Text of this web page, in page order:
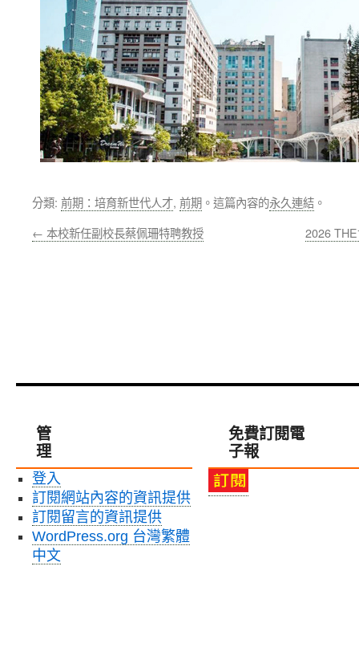
分類: 前期：培育新世代人才, 前期 。這篇內容的永久連結 。
← 本校新任副校長蔡佩珊特聘教授 2026
管
理
登入
訂閱網站內容的資訊提供
訂閱留言的資訊提供
WordPress.org 台灣繁體
中文
免費訂閱電
子報